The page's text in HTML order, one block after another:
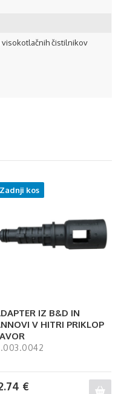
čistilnikov
Zadnji kos
IZ B&D IN
V HITRI PRIKLOP
€